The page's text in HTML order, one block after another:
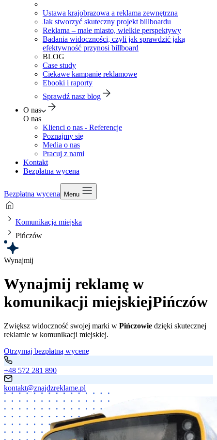
Ustawa krajobrazowa a reklama zewnętrzna
Jak stworzyć skuteczny projekt billboardu
Reklama – małe miasto, wielkie perspektywy
Badania widoczności, czyli jak sprawdzić jaką
efektywność przynosi billboard
BLOG
Case study
Ciekawe kampanie reklamowe
Ebooki i raporty
Sprawdź nasz blog
O nas
O nas
Klienci o nas - Referencje
Poznajmy się
Media o nas
Pracuj z nami
Kontakt
Bezpłatna wycena
Bezpłatna wycena Menu
Komunikacja miejska
Pińczów
Wynajmij
Wynajmij reklamę w
komunikacji miejskiejPińczów
Zwiększ widoczność swojej marki w Pińczowie dzięki skutecznej
reklamie w komunikacji miejskiej.
Otrzymaj bezpłatną wycenę
+48 572 281 890
kontakt@znajdzreklame.pl